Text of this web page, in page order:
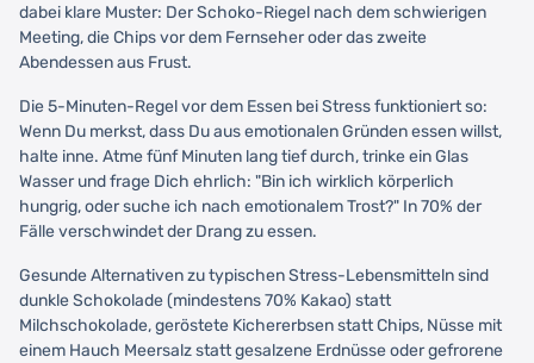
dabei klare Muster: Der Schoko-Riegel nach dem schwierigen
Meeting, die Chips vor dem Fernseher oder das zweite
Abendessen aus Frust.
Die 5-Minuten-Regel vor dem Essen bei Stress funktioniert so:
Wenn Du merkst, dass Du aus emotionalen Gründen essen willst,
halte inne. Atme fünf Minuten lang tief durch, trinke ein Glas
Wasser und frage Dich ehrlich: "Bin ich wirklich körperlich
hungrig, oder suche ich nach emotionalem Trost?" In 70% der
Fälle verschwindet der Drang zu essen.
Gesunde Alternativen zu typischen Stress-Lebensmitteln sind
dunkle Schokolade (mindestens 70% Kakao) statt
Milchschokolade, geröstete Kichererbsen statt Chips, Nüsse mit
einem Hauch Meersalz statt gesalzene Erdnüsse oder gefrorene